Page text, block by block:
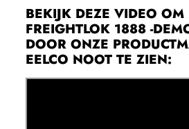
BEKIJK DEZE VIDEO OM
FREIGHTLOK 1888 -
DOOR ONZE
EELCO NOOT TE ZIEN: